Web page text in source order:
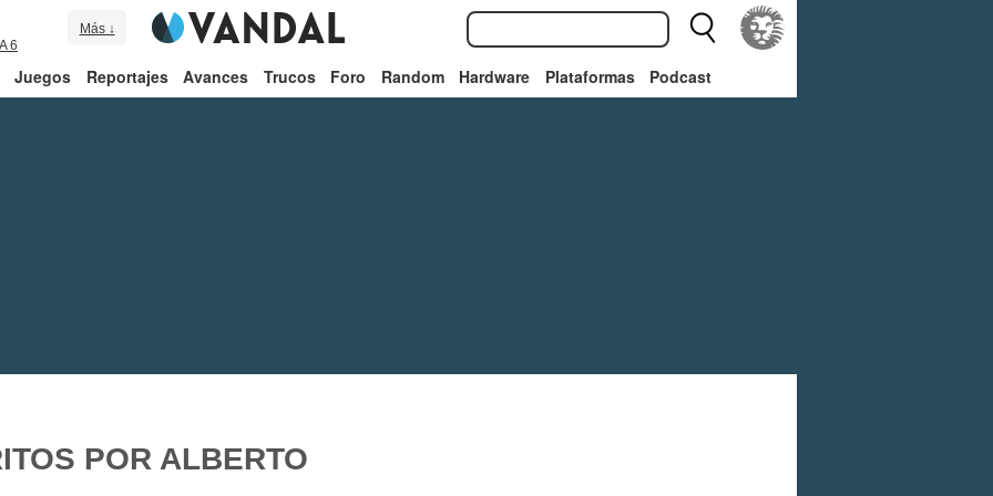
6
Más ↓
Juegos Reportajes Avances Trucos Foro Random Hardware Plataformas Podcast
POR ALBERTO